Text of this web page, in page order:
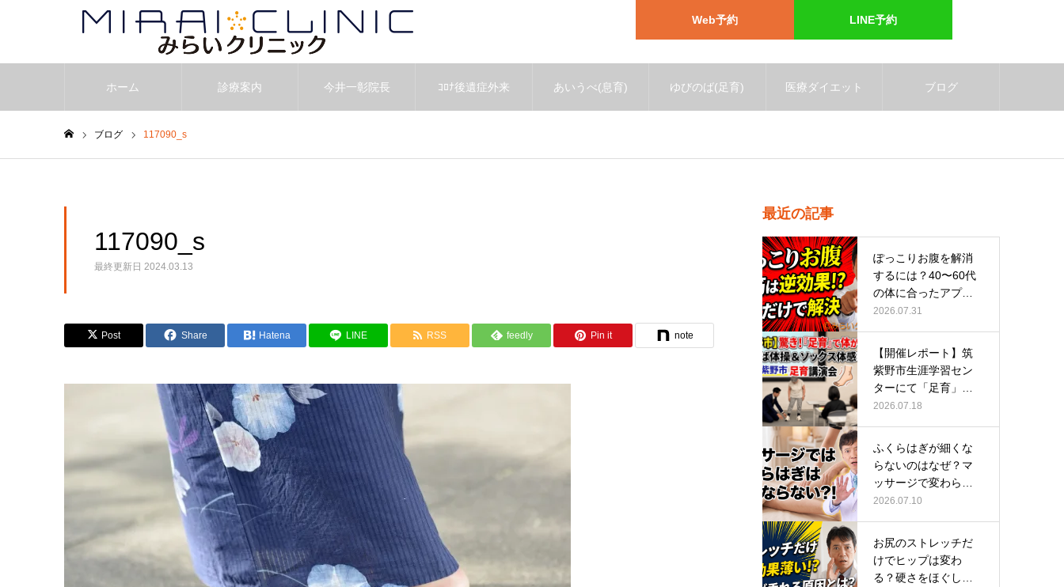
Web予約 LINE予約
ホーム 診療案内 今井一彰院長 ｺﾛﾅ後遺症外来 あいうべ(息育) ゆびのば(足育) 医療ダイエット ブログ
ブログ 117090_s
117090_s
最終更新日 2024.03.13
Post Share Hatena LINE RSS feedly Pin it note
最近の記事
ぽっこりお腹を解消
するには？40〜60代
の体に合ったアプロ
ーチ
2026.07.31
【開催レポート】筑
紫野市生涯学習セン
ターにて「足育」講
演会に登壇し…
2026.07.18
ふくらはぎが細くな
らないのはなぜ？マ
ッサージで変わらな
い根本原因
2026.07.10
お尻のストレッチだ
けでヒップは変わ
る？硬さをほぐして